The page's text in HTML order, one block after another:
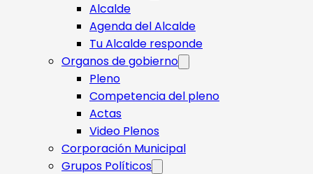
Alcalde
Agenda del Alcalde
Tu Alcalde responde​
Organos de gobierno
Pleno
Competencia del pleno
Actas
Video Plenos
Corporación Municipal
Grupos Políticos